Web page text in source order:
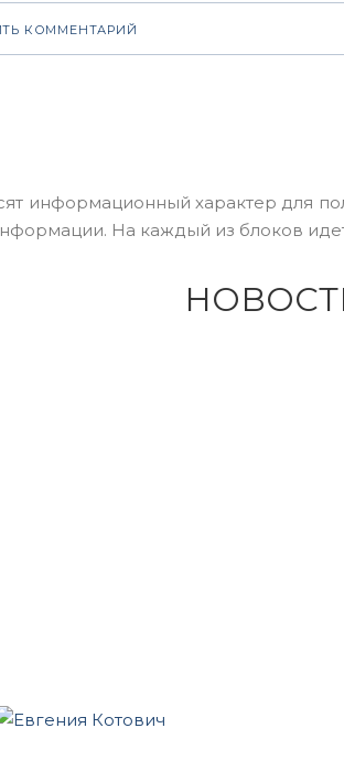
КОММЕНТАРИЙ
информационный характер для
На каждый из блоков